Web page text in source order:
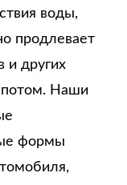
воды,
продлевает
и других
Наши
формы